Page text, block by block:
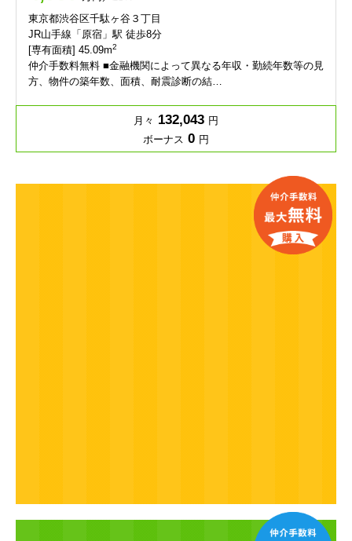
東京都渋谷区千駄ヶ谷３丁目
JR山手線「原宿」駅 徒歩8分
[専有面積] 45.09m2
仲介手数料無料 ■金融機関によって異なる年収・勤続年数等の見
方、物件の築年数、面積、耐震診断の結…
月々 132,043 円
ボーナス 0 円